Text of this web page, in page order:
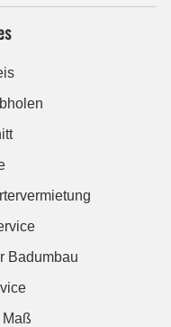
Badumbau
Maß